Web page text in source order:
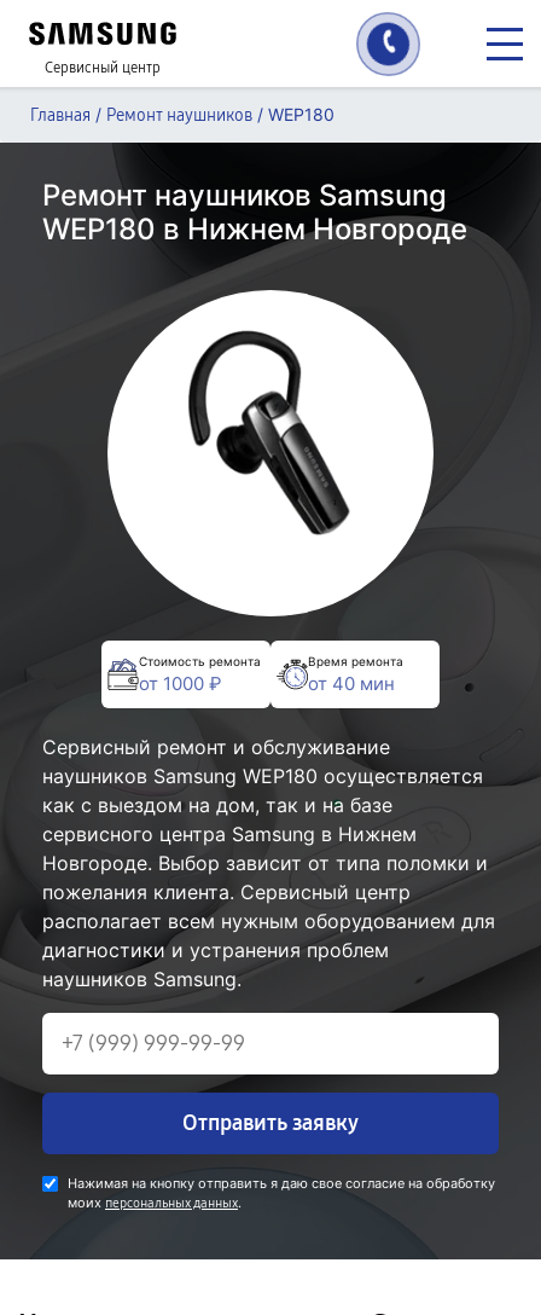
Сервисный центр
Главная / Ремонт наушников / WEP180
Ремонт наушников Samsung
WEP180 в Нижнем Новгороде
Стоимость ремонта
от 1000 ₽
Время ремонта
от 40 мин
Сервисный ремонт и обслуживание
наушников Samsung WEP180 осуществляется
как с выездом на дом, так и на базе
сервисного центра Samsung в Нижнем
Новгороде. Выбор зависит от типа поломки и
пожелания клиента. Сервисный центр
располагает всем нужным оборудованием для
диагностики и устранения проблем
наушников Samsung.
Отправить заявку
Нажимая на кнопку отправить я даю свое согласие на обработку
моих персональных данных.